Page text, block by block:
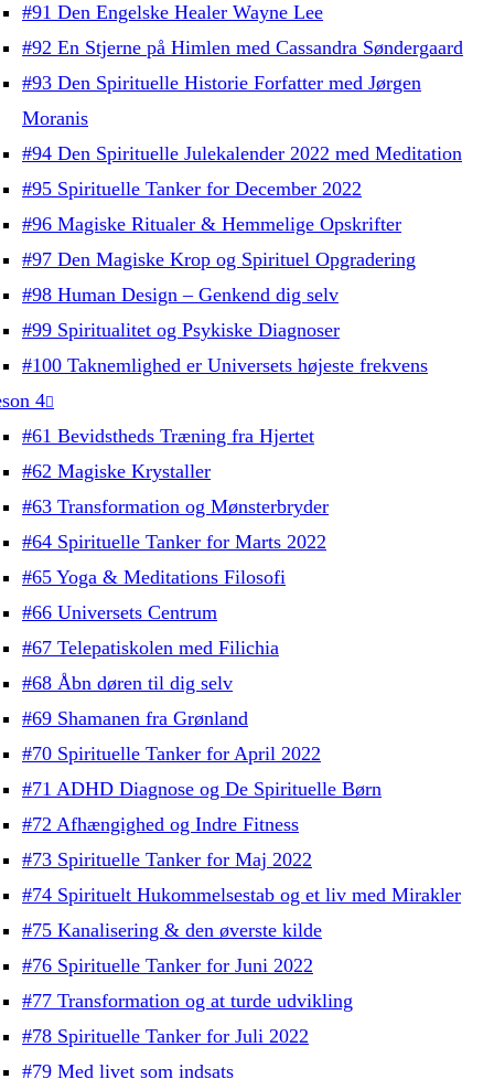
#91 Den Engelske Healer Wayne Lee
#92 En Stjerne på Himlen med Cassandra Søndergaard
#93 Den Spirituelle Historie Forfatter med Jørgen
Moranis
#94 Den Spirituelle Julekalender 2022 med Meditation
#95 Spirituelle Tanker for December 2022
#96 Magiske Ritualer & Hemmelige Opskrifter
#97 Den Magiske Krop og Spirituel Opgradering
#98 Human Design – Genkend dig selv
#99 Spiritualitet og Psykiske Diagnoser
#100 Taknemlighed er Universets højeste frekvens
4
#61 Bevidstheds Træning fra Hjertet
#62 Magiske Krystaller
#63 Transformation og Mønsterbryder
#64 Spirituelle Tanker for Marts 2022
#65 Yoga & Meditations Filosofi
#66 Universets Centrum
#67 Telepatiskolen med Filichia
#68 Åbn døren til dig selv
#69 Shamanen fra Grønland
#70 Spirituelle Tanker for April 2022
#71 ADHD Diagnose og De Spirituelle Børn
#72 Afhængighed og Indre Fitness
#73 Spirituelle Tanker for Maj 2022
#74 Spirituelt Hukommelsestab og et liv med Mirakler
#75 Kanalisering & den øverste kilde
#76 Spirituelle Tanker for Juni 2022
#77 Transformation og at turde udvikling
#78 Spirituelle Tanker for Juli 2022
#79 Med livet som indsats